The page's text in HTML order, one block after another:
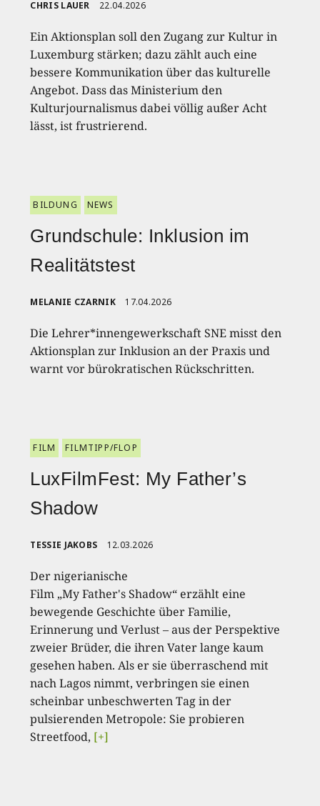
CHRIS LAUER 22.04.2026
Ein Aktionsplan soll den Zugang zur Kultur in
Luxemburg stärken; dazu zählt auch eine
bessere Kommunikation über das kulturelle
Angebot. Dass das Ministerium den
Kulturjournalismus dabei völlig außer Acht
lässt, ist frustrierend.
BILDUNG NEWS
Grundschule: Inklusion im
Realitätstest
MELANIE CZARNIK 17.04.2026
Die Lehrer*innengewerkschaft SNE misst den
Aktionsplan zur Inklusion an der Praxis und
warnt vor bürokratischen Rückschritten.
FILM FILMTIPP/FLOP
LuxFilmFest: My Father’s
Shadow
TESSIE JAKOBS 12.03.2026
Der nigerianische
Film „My Father's Shadow“ erzählt eine
bewegende Geschichte über Familie,
Erinnerung und Verlust – aus der Perspektive
zweier Brüder, die ihren Vater lange kaum
gesehen haben. Als er sie überraschend mit
nach Lagos nimmt, verbringen sie einen
scheinbar unbeschwerten Tag in der
pulsierenden Metropole: Sie probieren
Streetfood, [+]